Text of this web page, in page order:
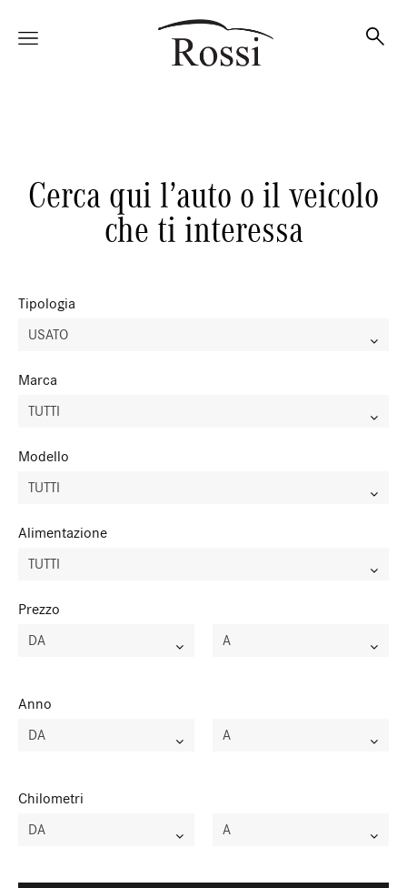
Veicoli
Officina
Accessori e Collection
Cerca qui l’auto o il veicolo
che ti interessa
Tipologia
USATO
Marca
TUTTI
Modello
TUTTI
Alimentazione
TUTTI
Prezzo
DA A
Anno
DA A
Chilometri
DA A